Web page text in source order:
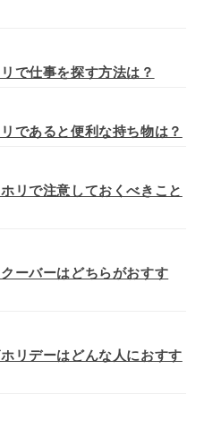
で仕事を探す方法は？
であると便利な持ち物は？
リで注意しておくべきこと
ーバーはどちらがおすす
リデーはどんな人におすす